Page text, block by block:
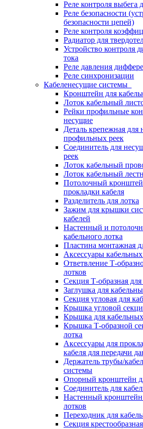
Реле контроля выбега
Реле безопасности
безопасности цепей)
Реле контроля
Радиатор для
Устройство контроля
тока
Реле давления
Реле синхронизации
Кабеленесущие системы
Кронштейн для
Лоток кабельный
Рейки профильные
несущие
Деталь крепежная для
профильных реек
Соединитель для
реек
Лоток кабельный
Лоток кабельный
Потолочный
прокладки кабеля
Разделитель для лотка
Зажим для крышки
кабелей
Настенный и
кабельного лотка
Пластина монтажная
Аксессуары
Ответвление Т-
лотков
Секция Т-образная для
Заглушка для
Секция угловая для
Крышка угловой
Крышка для
Крышка Т-образной
лотка
Аксессуары для
кабеля для передачи
Держатель трубы/
системы
Опорный кронштейн
Соединитель для
Настенный кронштейн
лотков
Переходник для
Секция